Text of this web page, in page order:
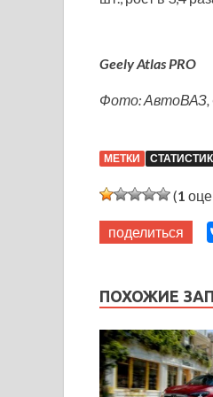
Geely Atlas PRO
Фото: АвтоВАЗ,
МЕТКИ
(1
поделиться
ПОХОЖИЕ